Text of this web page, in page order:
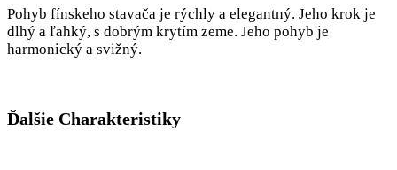
Pohyb fínskeho stavača je rýchly a elegantný. Jeho krok je
dlhý a ľahký, s dobrým krytím zeme. Jeho pohyb je
harmonický a svižný.
Ďalšie Charakteristiky